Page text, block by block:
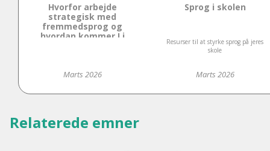
Hvorfor arbejde
strategisk med
fremmedsprog og
hvordan kommer I i
Marts 2026
Sprog i skolen
Resurser til at styrke sprog på jeres
skole
Marts 2026
Relaterede emner